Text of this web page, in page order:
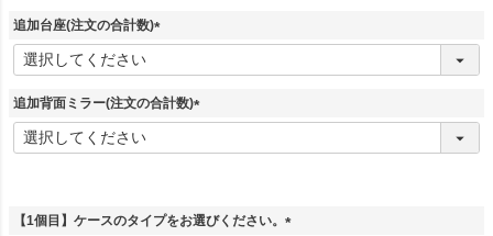
)
追加台座(注文の合計数)
(
)
追加背面ミラー(注文の合計数)
(
【1個目】ケースのタイプをお選びください。